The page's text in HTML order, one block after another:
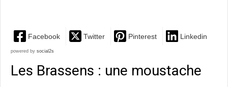
Facebook Twitter Pinterest Linkedin
powered by social2s
Les Brassens : une moustache